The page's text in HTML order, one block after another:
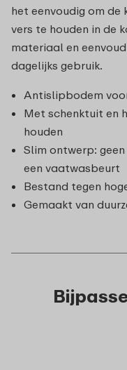
het eenvoudig om de
vers te houden in de
materiaal en
dagelijks gebruik.
Antislipbodem
Met schenktuit en
houden
Slim ontwerp:
een vaatwasbeurt
Bestand tegen
Gemaakt van